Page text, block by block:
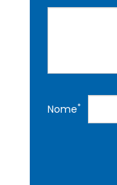
Nome*